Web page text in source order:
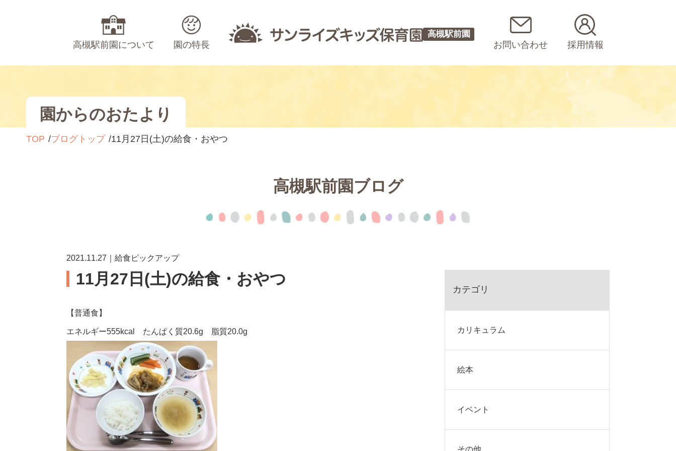
高槻駅前園について 園の特長
高槻駅前園
お問い合わせ 採用情報
園からのおたより
TOP ブログトップ 11月27日(土)の給食・おやつ
高槻駅前園ブログ
2021.11.27｜給食ピックアップ
11月27日(土)の給食・おやつ
【普通食】
エネルギー555kcal たんぱく質20.6g 脂質20.0g
カテゴリ
カリキュラム
絵本
イベント
その他